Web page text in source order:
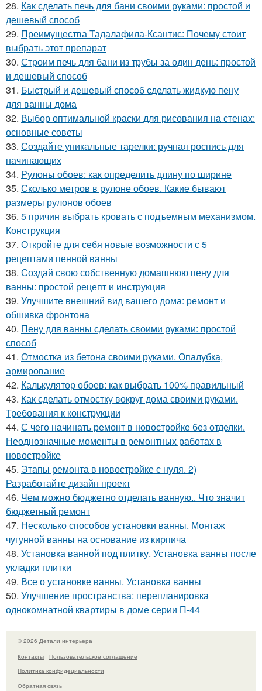
28. Как сделать печь для бани своими руками: простой и
дешевый способ
29. Преимущества Тадалафила-Ксантис: Почему стоит
выбрать этот препарат
30. Строим печь для бани из трубы за один день: простой
и дешевый способ
31. Быстрый и дешевый способ сделать жидкую пену
для ванны дома
32. Выбор оптимальной краски для рисования на стенах:
основные советы
33. Создайте уникальные тарелки: ручная роспись для
начинающих
34. Рулоны обоев: как определить длину по ширине
35. Сколько метров в рулоне обоев. Какие бывают
размеры рулонов обоев
36. 5 причин выбрать кровать с подъемным механизмом.
Конструкция
37. Откройте для себя новые возможности с 5
рецептами пенной ванны
38. Создай свою собственную домашнюю пену для
ванны: простой рецепт и инструкция
39. Улучшите внешний вид вашего дома: ремонт и
обшивка фронтона
40. Пену для ванны сделать своими руками: простой
способ
41. Отмостка из бетона своими руками. Опалубка,
армирование
42. Калькулятор обоев: как выбрать 100% правильный
43. Как сделать отмостку вокруг дома своими руками.
Требования к конструкции
44. С чего начинать ремонт в новостройке без отделки.
Неоднозначные моменты в ремонтных работах в
новостройке
45. Этапы ремонта в новостройке с нуля. 2)
Разработайте дизайн проект
46. Чем можно бюджетно отделать ванную.. Что значит
бюджетный ремонт
47. Несколько способов установки ванны. Монтаж
чугунной ванны на основание из кирпича
48. Установка ванной под плитку. Установка ванны после
укладки плитки
49. Все о установке ванны. Установка ванны
50. Улучшение пространства: перепланировка
однокомнатной квартиры в доме серии П-44
© 2026 Детали интерьера
Контакты
Пользовательское соглашение
Политика конфидециальности
Обратная связь